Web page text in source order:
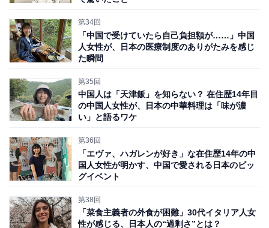
東京で実感したことは「住まい探しが簡単」
日本で便利だと思ったことを聞くと、「新幹線は移動に
ーパーは、スナックや飲み物がほしくなったときにとて
も助かります」と言います。
第34回
「中国で受けていたら自己負担額が……」中国
人女性が、日本の医療制度のありがたみを感じ
た瞬間
第35回
中国人は「天津飯」を知らない？ 在住歴14年目
の中国人女性が、日本の中華料理は「味が濃
い」と語るワケ
第36回
「エヴァ、ハガレンが好き」な在住歴14年の中
国人女性が明かす、中国で愛される日本のビッ
グイベント
第38回
「菜食主義者の外食が困難」30代イタリア人女
性が感じる、日本人の“過剰さ”とは？